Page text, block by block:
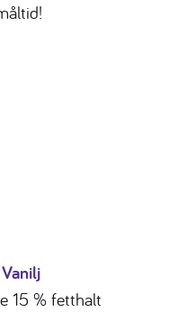
15 % fetthalt